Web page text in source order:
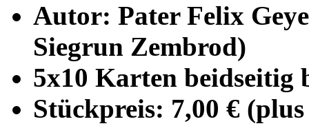
Autor: Pater Felix
Siegrun Zembrod)
5x10 Karten
Stückpreis: 7,00 €